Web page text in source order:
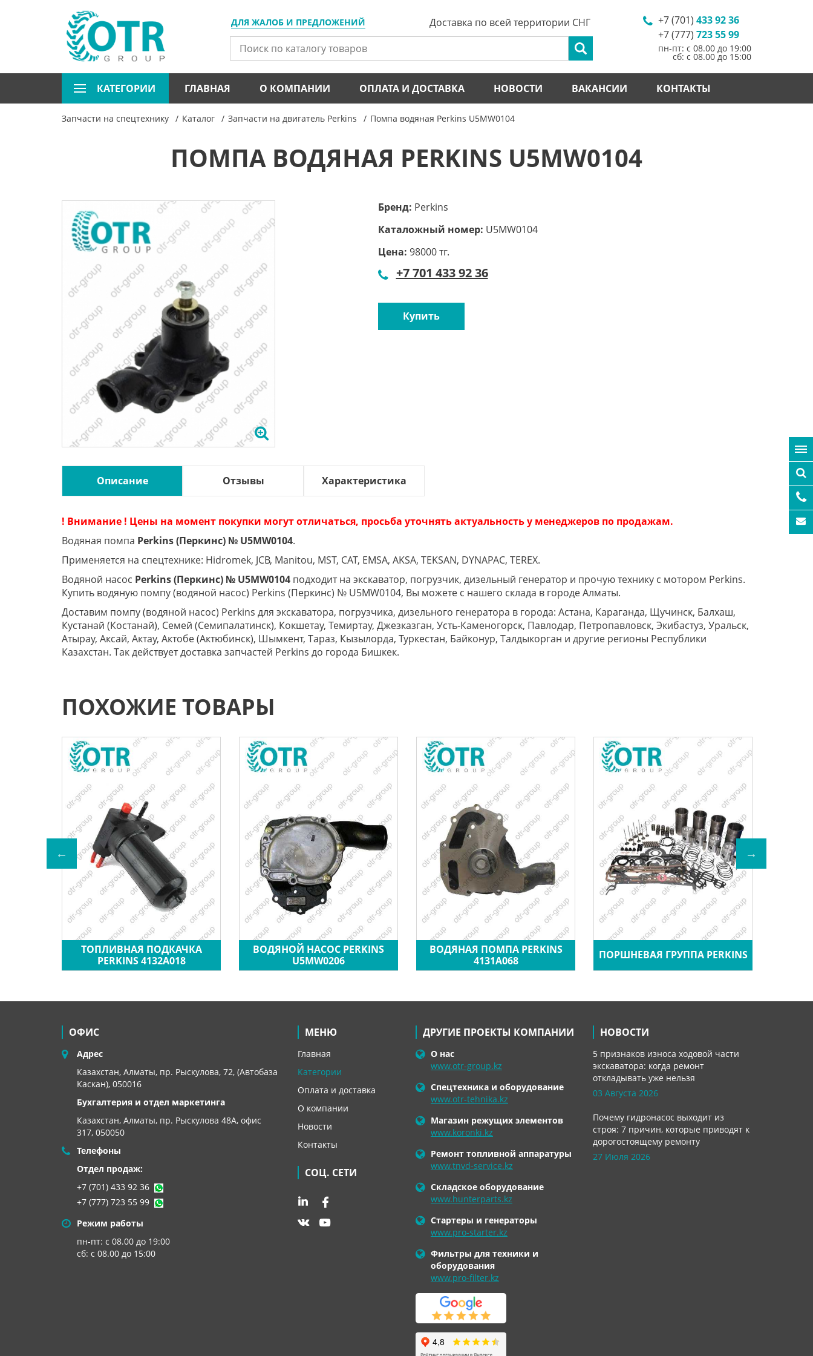
ДЛЯ ЖАЛОБ И ПРЕДЛОЖЕНИЙ +7 (701) 433 92 36
+7 (777) 723 55 99
пн-пт: с 08.00 до 19:00
сб: с 08.00 до 15:00
Доставка по всей территории СНГ
КАТЕГОРИИ ГЛАВНАЯ О КОМПАНИИ ОПЛАТА И ДОСТАВКА НОВОСТИ ВАКАНСИИ КОНТАКТЫ
Запчасти на спецтехнику Каталог Запчасти на двигатель Perkins Помпа водяная Perkins U5MW0104
ПОМПА ВОДЯНАЯ PERKINS U5MW0104
Бренд: Perkins
Каталожный номер: U5MW0104
Цена: 98000 тг.
+7 701 433 92 36
Купить
Описание Отзывы Характеристика
! Внимание ! Цены на момент покупки могут отличаться, просьба уточнять актуальность у менеджеров по продажам.
Водяная помпа Perkins (Перкинс) № U5MW0104.
Применяется на спецтехнике: Hidromek, JCB, Manitou, MST, CAT, EMSA, AKSA, TEKSAN, DYNAPAC, TEREX.
Водяной насос Perkins (Перкинс) № U5MW0104 подходит на экскаватор, погрузчик, дизельный генератор и прочую технику с мотором Perkins.
Купить водяную помпу (водяной насос) Perkins (Перкинс) № U5MW0104, Вы можете с нашего склада в городе Алматы.
Доставим помпу (водяной насос) Perkins для экскаватора, погрузчика, дизельного генератора в города: Астана, Караганда, Щучинск, Балхаш,
Кустанай (Костанай), Семей (Семипалатинск), Кокшетау, Темиртау, Джезказган, Усть-Каменогорск, Павлодар, Петропавловск, Экибастуз, Уральск,
Атырау, Аксай, Актау, Актобе (Актюбинск), Шымкент, Тараз, Кызылорда, Туркестан, Байконур, Талдыкорган и другие регионы Республики
Казахстан. Так действует доставка запчастей Perkins до города Бишкек.
ПОХОЖИЕ ТОВАРЫ
ТОПЛИВНАЯ ПОДКАЧКА
PERKINS 4132A018
ВОДЯНОЙ НАСОС PERKINS
U5MW0206
ВОДЯНАЯ ПОМПА PERKINS
4131A068
ПОРШНЕВАЯ ГРУППА PERKINS
ОФИС
Адрес
Казахстан, Алматы, пр. Рыскулова, 72, (Автобаза
Каскан), 050016
Бухгалтерия и отдел маркетинга
Казахстан, Алматы, пр. Рыскулова 48А, офис
317, 050050
Телефоны
Отдел продаж:
+7 (701) 433 92 36
+7 (777) 723 55 99
Режим работы
пн-пт: с 08.00 до 19:00
сб: с 08.00 до 15:00
МЕНЮ
Главная
Категории
Оплата и доставка
О компании
Новости
Контакты
СОЦ. СЕТИ
ДРУГИЕ ПРОЕКТЫ КОМПАНИИ
О нас
www.otr-group.kz
Спецтехника и оборудование
www.otr-tehnika.kz
Магазин режущих элементов
www.koronki.kz
Ремонт топливной аппаратуры
www.tnvd-service.kz
Складское оборудование
www.hunterparts.kz
Стартеры и генераторы
www.pro-starter.kz
Фильтры для техники и
оборудования
www.pro-filter.kz
НОВОСТИ
5 признаков износа ходовой части
экскаватора: когда ремонт
откладывать уже нельзя
03 Августа 2026
Почему гидронасос выходит из
строя: 7 причин, которые приводят к
дорогостоящему ремонту
27 Июля 2026